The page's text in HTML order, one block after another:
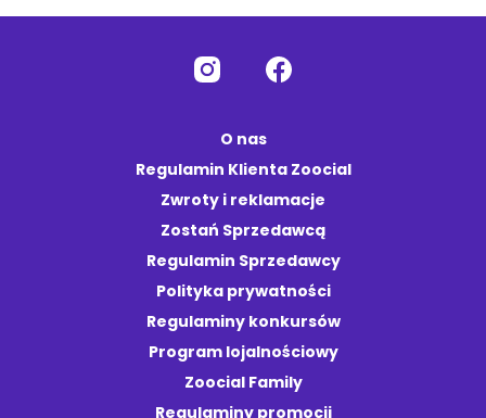
O nas
Regulamin Klienta Zoocial
Zwroty i reklamacje
Zostań Sprzedawcą
Regulamin Sprzedawcy
Polityka prywatności
Regulaminy konkursów
Program lojalnościowy
Zoocial Family
Regulaminy promocji